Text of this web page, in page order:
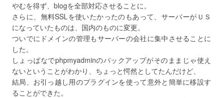
やむを得ず、blogを全部対応させることに。
さらに、無料SSLを使いたかったのもあって、サーバーがＵＳ
になっていたものは、国内のものに変更。
ついでにドメインの管理もサーバーの会社に集中させることに
した。
しょっぱなでphpmyadminのバックアップがそのままじゃ使え
ないということがわかり、ちょっと愕然としてたんだけど、
結局、お引っ越し用のプラグインを使って意外と簡単に移設す
ることができた。